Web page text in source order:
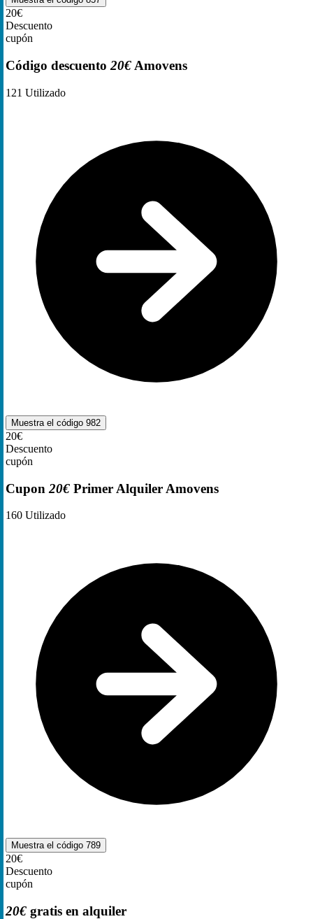
20€
Descuento
cupón
Código descuento 20€ Amovens
121 Utilizado
Muestra el código 982
20€
Descuento
cupón
Cupon 20€ Primer Alquiler Amovens
160 Utilizado
Muestra el código 789
20€
Descuento
cupón
20€ gratis en alquiler